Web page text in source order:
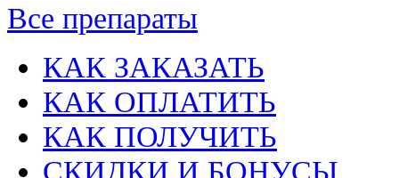
Все препараты
КАК ЗАКАЗАТЬ
КАК ОПЛАТИТЬ
КАК ПОЛУЧИТЬ
СКИДКИ И БОНУСЫ